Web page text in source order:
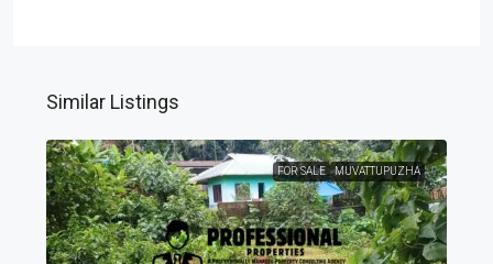
Similar Listings
FOR SALE MUVATTUPUZHA